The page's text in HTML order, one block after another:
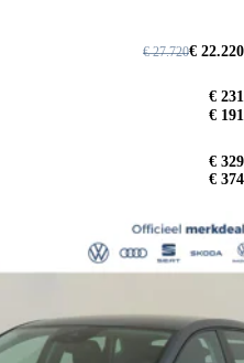
€ 22.220
€ 27.720
€ 231
€ 191
€ 329
€ 374